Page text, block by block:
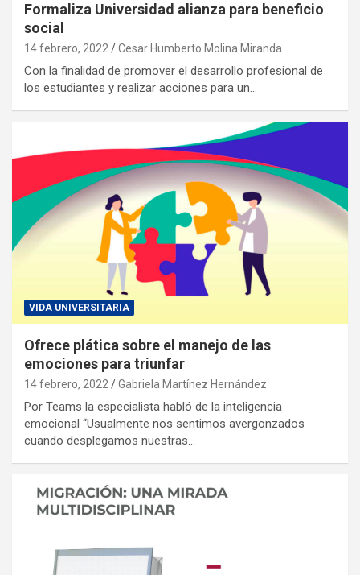
Formaliza Universidad alianza para beneficio
social
14 febrero, 2022 Cesar Humberto Molina Miranda
Con la finalidad de promover el desarrollo profesional de
los estudiantes y realizar acciones para un…
VIDA UNIVERSITARIA
Ofrece plática sobre el manejo de las
emociones para triunfar
14 febrero, 2022 Gabriela Martínez Hernández
Por Teams la especialista habló de la inteligencia
emocional “Usualmente nos sentimos avergonzados
cuando desplegamos nuestras…